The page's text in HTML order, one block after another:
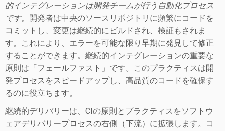
的インテグレーションは開発チームが行う自動化プロセス
です。 開発者は中央のソースリポジトリに頻繁にコードを
コミットし、変更は継続的にビルドされ、検証もされま
す。
これにより、エラーを可能な限り早期に発見して修正
することができます。 継続的インテグレーションの重要な
原則は「フェールファスト」です。
このプラクティスは開
発プロセスをスピードアップし、高品質のコードを確保す
るのに役立ちます。
継続的デリバリーは、CIの原則とプラクティスをソフトウ
ェアデリバリープロセスの右側（下流）に拡張します。コ